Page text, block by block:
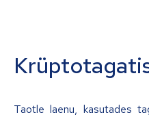
Taotle laenu, kasutades